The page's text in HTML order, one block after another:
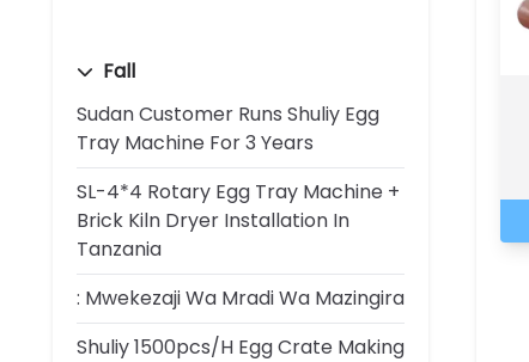
Fall
Sudan Customer Runs Shuliy Egg
Tray Machine For 3 Years
SL-4*4 Rotary Egg Tray Machine +
Brick Kiln Dryer Installation In
Tanzania
: Mwekezaji Wa Mradi Wa Mazingira
Shuliy 1500pcs/h Egg Crate Making